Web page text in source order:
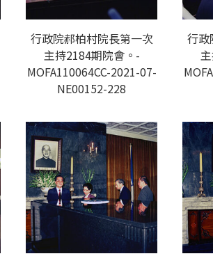
行政院郝柏村院長第一次
主持2184期院會。-
MOFA110064CC-2021-07-
NE00152-228
行政